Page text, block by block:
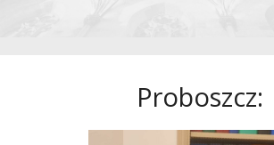
Proboszcz: